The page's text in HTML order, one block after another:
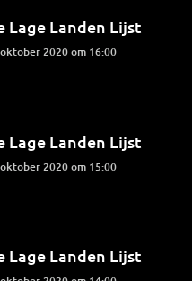
Lage Landen Lijst
oktober 2020 om 16:00
Lage Landen Lijst
oktober 2020 om 15:00
Lage Landen Lijst